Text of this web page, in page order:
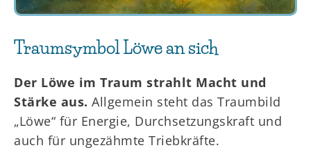
Traumsymbol Löwe an sich
Der Löwe im Traum strahlt Macht und
Stärke aus. Allgemein steht das Traumbild
„Löwe“ für Energie, Durchsetzungskraft und
auch für ungezähmte Triebkräfte.